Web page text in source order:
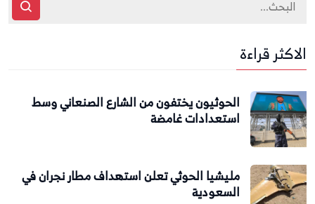
الاكثر قراءة
الحوثيون يختفون من الشارع الصنعاني وسط
استعدادات غامضة
مليشيا الحوثي تعلن استهداف مطار نجران في
السعودية